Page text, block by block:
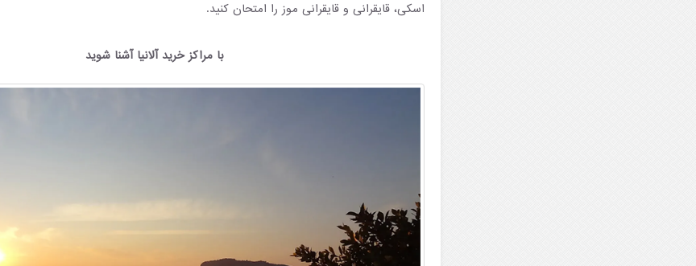
اسکی، قایقرانی و قایقرانی موز را امتحان کنید.
با مراکز خرید آلانیا آشنا شوید